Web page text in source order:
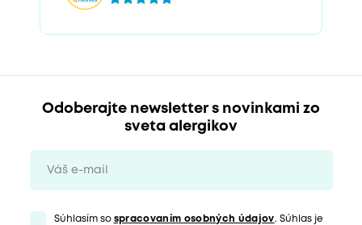
Odoberajte newsletter s novinkami zo
sveta alergikov
Súhlasím so spracovaním osobných údajov. Súhlas je